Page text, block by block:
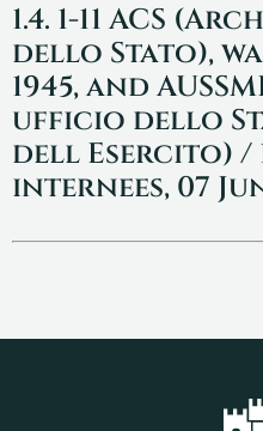
1.4. 1-11 ACS
dello Stato),
1945, and
ufficio dello
dell Esercito) /
internees, 07